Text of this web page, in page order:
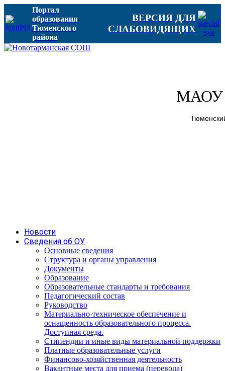
Портал
образования
Тюменского
района
ВЕРСИЯ ДЛЯ
СЛАБОВИДЯЩИХ
МАОУ
Новости
Сведения об ОУ
Основные сведения
Структура и органы управления
Документы
Образование
Образовательные стандарты и требования
Педагогический состав
Руководство
Материально-техническое обеспечение и
оснащенность образовательного процесса.
Доступная среда.
Стипендии и иные виды материальной поддержки
Платные образовательные услуги
Финансово-хозяйственная деятельность
Вакантные места для приема (перевода)